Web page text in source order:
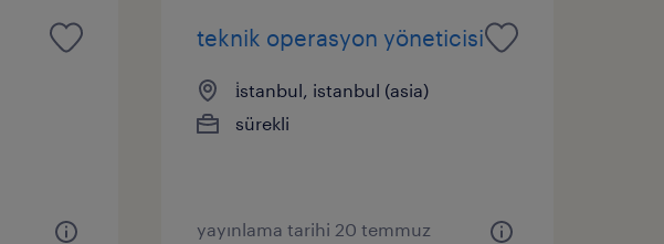
teknik operasyon yöneticisi
i̇stanbul, istanbul (asia)
sürekli
yayınlama tarihi 20 temmuz